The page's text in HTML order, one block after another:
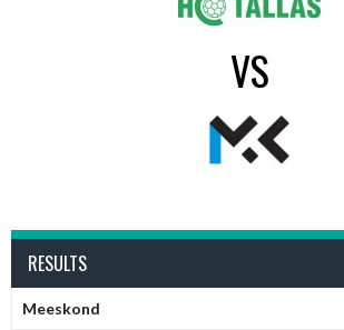
VS
RESULTS
Meeskond